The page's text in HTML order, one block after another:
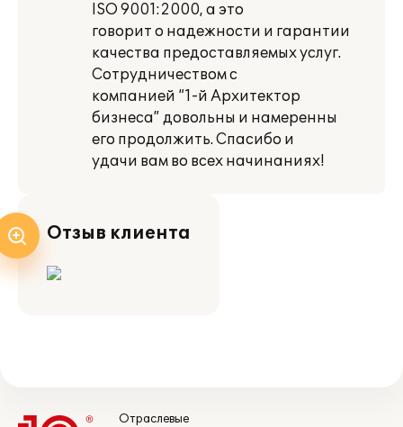
ISO 9001:2000, а это
говорит о надежности и гарантии
качества предоставляемых услуг.
Сотрудничеством с
компанией “1-й Архитектор
бизнеса” довольны и намеренны
его продолжить. Спасибо и
удачи вам во всех начинаниях!
Отзыв клиента
Отраслевые